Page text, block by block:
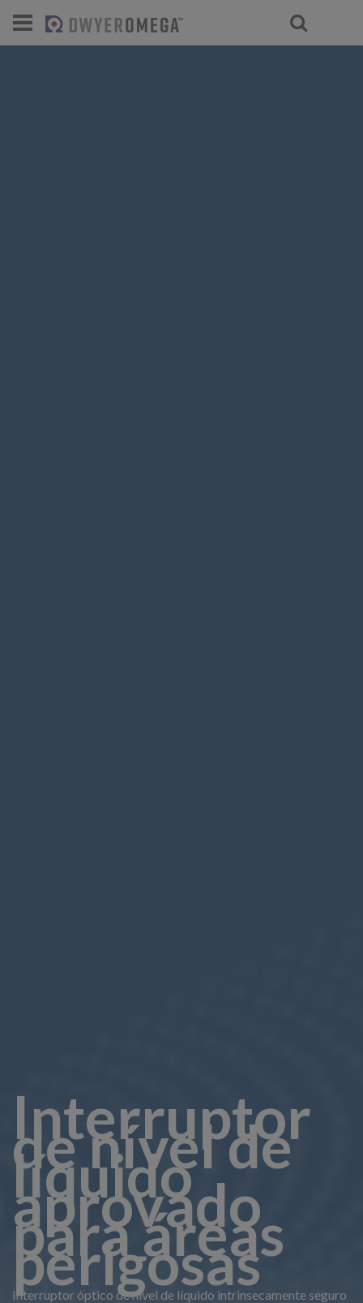
Interruptor
de nível de
líquido
aprovado
para áreas
perigosas
Interruptor óptico de nível de líquido intrinsecamente seguro